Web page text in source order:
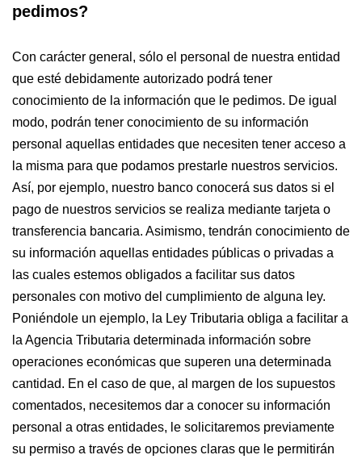
pedimos?
Con carácter general, sólo el personal de nuestra entidad
que esté debidamente autorizado podrá tener
conocimiento de la información que le pedimos. De igual
modo, podrán tener conocimiento de su información
personal aquellas entidades que necesiten tener acceso a
la misma para que podamos prestarle nuestros servicios.
Así, por ejemplo, nuestro banco conocerá sus datos si el
pago de nuestros servicios se realiza mediante tarjeta o
transferencia bancaria. Asimismo, tendrán conocimiento de
su información aquellas entidades públicas o privadas a
las cuales estemos obligados a facilitar sus datos
personales con motivo del cumplimiento de alguna ley.
Poniéndole un ejemplo, la Ley Tributaria obliga a facilitar a
la Agencia Tributaria determinada información sobre
operaciones económicas que superen una determinada
cantidad. En el caso de que, al margen de los supuestos
comentados, necesitemos dar a conocer su información
personal a otras entidades, le solicitaremos previamente
su permiso a través de opciones claras que le permitirán